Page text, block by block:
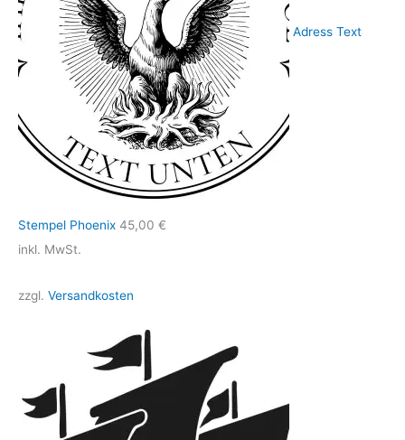
Adress Text
Stempel Phoenix 45,00 €
inkl. MwSt.
zzgl. Versandkosten